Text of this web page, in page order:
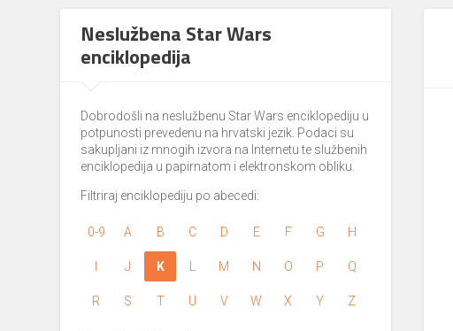
Neslužbena Star Wars
enciklopedija
Dobrodošli na neslužbenu Star Wars enciklopediju u
potpunosti prevedenu na hrvatski jezik. Podaci su
sakupljani iz mnogih izvora na Internetu te službenih
enciklopedija u papirnatom i elektronskom obliku.
Filtriraj enciklopediju po abecedi:
0-9 A B C D E F G H
J K M N O P Q
R S T U V W X Y Z